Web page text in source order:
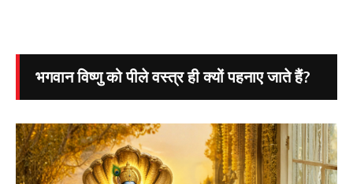
भगवान विष्णु को पीले वस्त्र ही क्यों पहनाए जाते हैं?